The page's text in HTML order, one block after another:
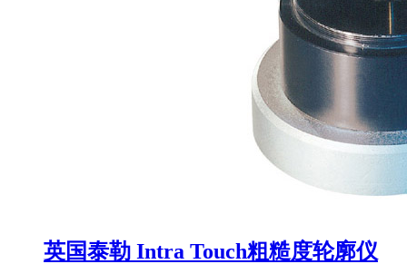
英国泰勒 Intra Touch粗糙度轮廓仪